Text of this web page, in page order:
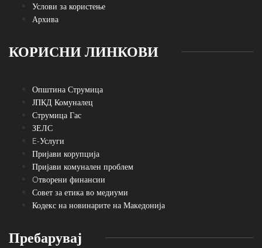
Услови за користење
Архива
КОРИСНИ ЛИНКОВИ
Општина Струмица
ЈПКД Комуналец
Струмица Гас
ЗЕЛС
E-Услуги
Пријави корупција
Пријави комунален проблем
Oтворени финансии
Совет за етика во медиуми
Кодекс на новинарите на Македонија
Пребарувај